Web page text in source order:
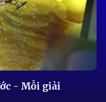
- Mỗi giải